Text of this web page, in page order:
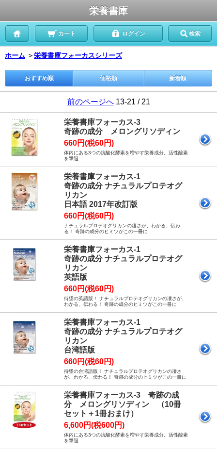
栄養書庫
カート ログイン 検索
ホーム ＞栄養書庫フォーカスシリーズ
おすすめ順 価格順 新着順
前のページへ13-21 / 21
栄養書庫フォーカス-3
奇跡の成分 メロングリソディン
660円(税60円)
体内にある3つの抗酸化酵素を増やす栄養成分。活性酸素
を撃退
栄養書庫フォーカス-1
奇跡の成分 ナチュラルプロテオグ
リカン
日本語 2017年改訂版
660円(税60円)
ナチュラルプロテオグリカンの凄さが、わかる、伝わ
る！ 奇跡の成分のヒミツがこの一冊に
栄養書庫フォーカス-1
奇跡の成分 ナチュラルプロテオグ
リカン
英語版
660円(税60円)
待望の英語版！ ナチュラルプロテオグリカンの凄さが、
わかる、伝わる！ 奇跡の成分のヒミツがこの一冊に
栄養書庫フォーカス-1
奇跡の成分 ナチュラルプロテオグ
リカン
台湾語版
660円(税60円)
待望の台湾語版！ ナチュラルプロテオグリカンの凄さ
が、わかる、伝わる！ 奇跡の成分のヒミツがこの一冊に
栄養書庫フォーカス-3 奇跡の成
分 メロングリソディン （10冊
セット＋1冊おまけ）
6,600円(税600円)
体内にある3つの抗酸化酵素を増やす栄養成分。活性酸素
を撃退